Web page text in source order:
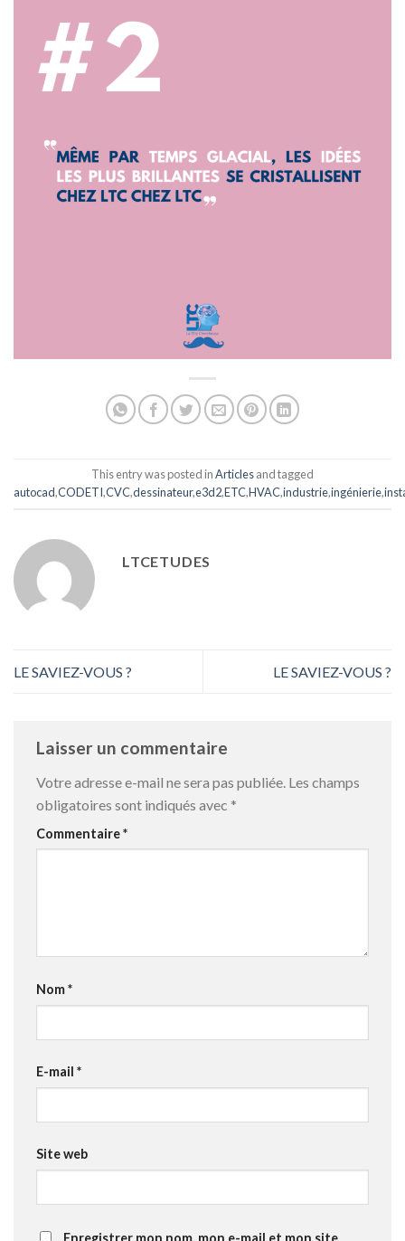
This entry was posted inArticlesand tagged
autocad,CODETI,CVC,dessinateur,e3d2,ETC,HVAC,industrie,ingénierie,
LTCETUDES
LE SAVIEZ-VOUS ? LE SAVIEZ-VOUS ?
Laisser un commentaire
Votre adresse e-mail ne sera pas publiée. Les champs
obligatoires sont indiqués avec *
Commentaire*
Nom*
E-mail *
Site web